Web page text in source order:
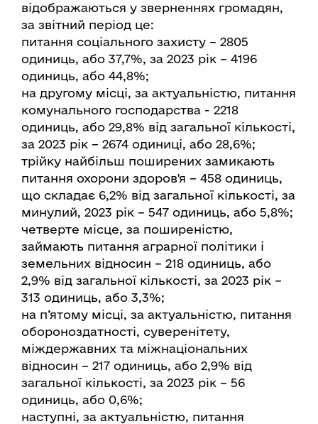
відображаються у зверненнях громадян,
за звітний період це:
питання соціального захисту – 2805
одиниць, або 37,7%, за 2023 рік – 4196
одиниць, або 44,8%;
на другому місці, за актуальністю, питання
комунального господарства - 2218
одиниць, або 29,8% від загальної кількості,
за 2023 рік – 2674 одиниці, або 28,6%;
трійку найбільш поширених замикають
питання охорони здоров'я – 458 одиниць,
що складає 6,2% від загальної кількості, за
минулий, 2023 рік – 547 одиниць, або 5,8%;
четверте місце, за поширеністю,
займають питання аграрної політики і
земельних відносин – 218 одиниць, або
2,9% від загальної кількості, за 2023 рік –
313 одиниць, або 3,3%;
на п’ятому місці, за актуальністю, питання
обороноздатності, суверенітету,
міждержавних та міжнаціональних
відносин – 217 одиниць, або 2,9% від
загальної кількості, за 2023 рік – 56
одиниць, або 0,6%;
наступні, за актуальністю, питання